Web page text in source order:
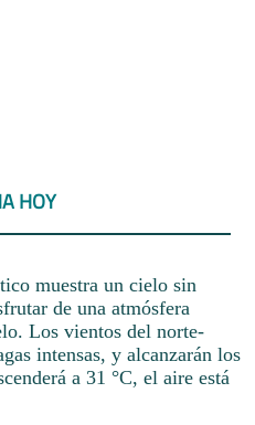
HOY
muestra un cielo sin
de una atmósfera
Los vientos del norte-
intensas, y alcanzarán los
a 31 °C, el aire está